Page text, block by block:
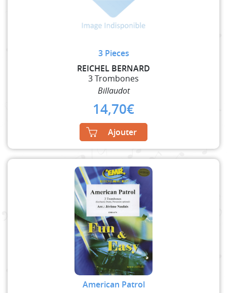
3 Pieces
REICHEL BERNARD
3 Trombones
Billaudot
14,70€
Ajouter
American Patrol